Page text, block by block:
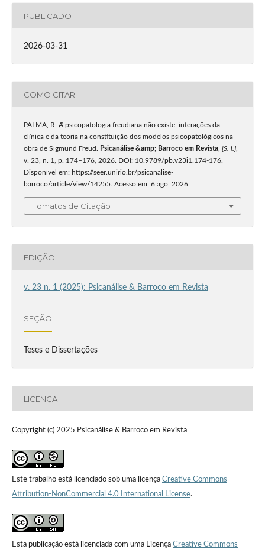
PUBLICADO
2026-03-31
COMO CITAR
PALMA, R. Ⱥ psicopatologia freudiana não existe: interações da
clínica e da teoria na constituição dos modelos psicopatológicos na
obra de Sigmund Freud.
Psicanálise &amp; Barroco em Revista [S. l.]
v. 23, n. 1, p. 174–176, 2026. DOI: 10.9789/pb.v23i1.174-176.
Disponível em: https://seer.unirio.br/psicanalise-
barroco/article/view/14255. Acesso em: 6 ago. 2026.
Fomatos de Citação
EDIÇÃO
v. 23 n. 1 (2025): Psicanálise & Barroco em Revista
SEÇÃO
Teses e Dissertações
LICENÇA
Copyright (c) 2025 Psicanálise & Barroco em Revista
Este trabalho está licenciado sob uma licença Creative Commons
Attribution-NonCommercial 4.0 International License.
Esta publicação está licenciada com uma Licença Creative Commons